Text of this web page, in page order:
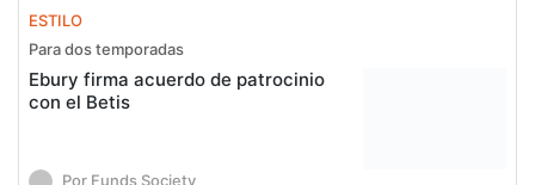
ESTILO
Para dos temporadas
Ebury firma acuerdo de patrocinio
con el Betis
Por Funds Society